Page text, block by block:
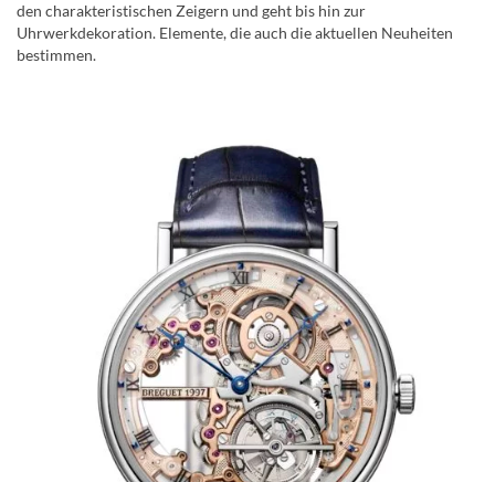
den charakteristischen Zeigern und geht bis hin zur
Uhrwerkdekoration. Elemente, die auch die aktuellen Neuheiten
bestimmen.